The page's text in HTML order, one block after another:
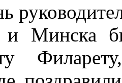
и Минска